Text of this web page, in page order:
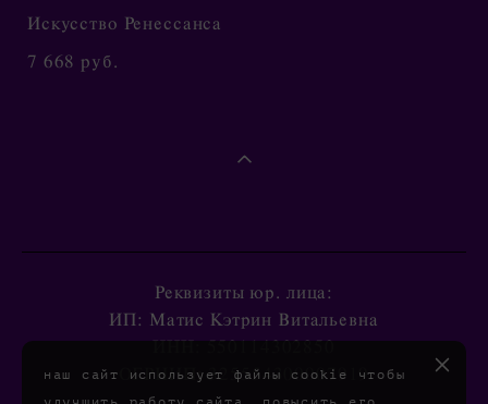
Искусство Ренессанса
7 668 pуб.
Реквизиты юр. лица:
ИП: Матис Кэтрин Витальевна
ИНН: 550114302850
ОГРНИП: 325554300007919
наш сайт использует файлы cookie чтобы